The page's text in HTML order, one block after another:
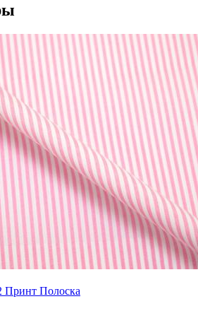
Принт Полоска